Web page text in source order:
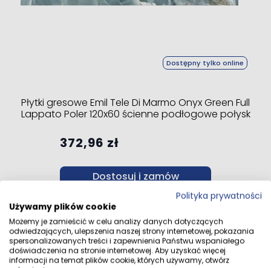
Dostępny tylko online
Płytki gresowe Emil Tele Di Marmo Onyx Green Full
Lappato Poler 120x60 ścienne podłogowe połysk
372,96 zł
Dostosuj i zamów
Polityka prywatności
Używamy plików cookie
Możemy je zamieścić w celu analizy danych dotyczących
odwiedzających, ulepszenia naszej strony internetowej, pokazania
spersonalizowanych treści i zapewnienia Państwu wspaniałego
doświadczenia na stronie internetowej. Aby uzyskać więcej
informacji na temat plików cookie, których używamy, otwórz